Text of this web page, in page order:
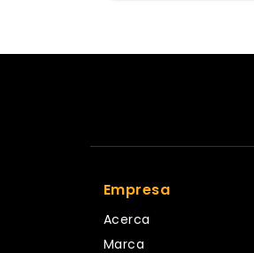
Empresa
Acerca
Marca